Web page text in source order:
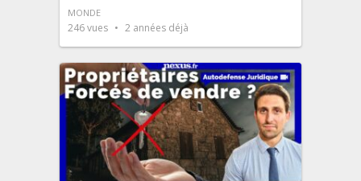
MONDE
246vues 2 années déjà